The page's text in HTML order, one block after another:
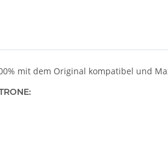
mit dem Original kompatibel und